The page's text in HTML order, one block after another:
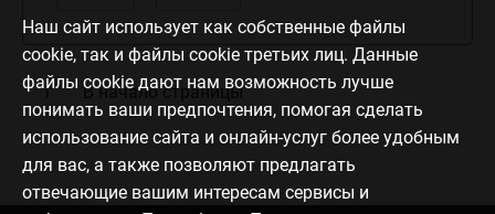
В начало страницы
Наш сайт использует как собственные файлы
cookie, так и файлы cookie третьих лиц. Данные
файлы cookie дают нам возможность лучше
понимать ваши предпочтения, помогая сделать
использование сайта и онлайн-услуг более удобным
для вас, а также позволяют предлагать
отвечающие вашим интересам сервисы и